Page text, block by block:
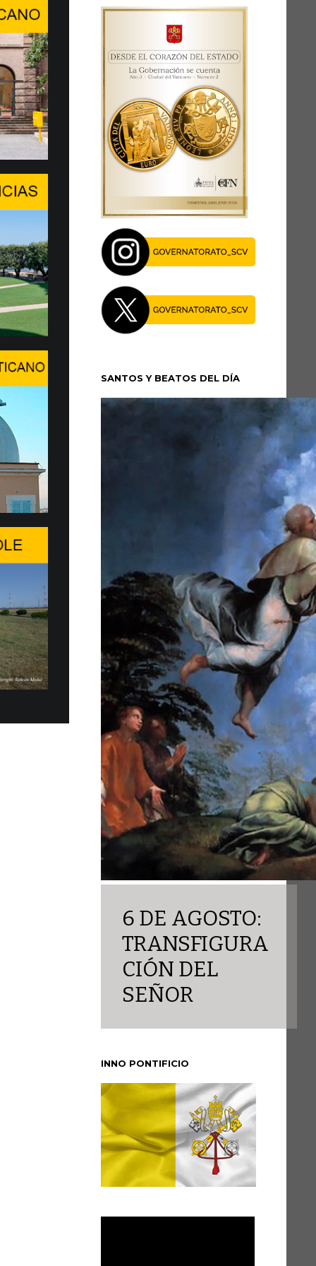
conversación de alto ni…
A LA PERSONA HUMANA EN
INTELIGENCIA ARTIFICIAL
Center Stage del Palexpo, el miércoles
de julio...
del Papa en el Foro de l…
UN MOMENTO DECISIVO
asegura la presencia de la Santa Sede y
diálogo, especialmente en este momento
de julio, el Papa León …
Apostólico de Castel Gandolfo para
en Ginebra el WSIS Forum
en Ginebra la edición 2026 del WSIS
cita multilateral de las Naciones Unidas
de la información, promovida...
de entrega de 20 Fiat Top…
MÁS SOSTENIBLE
eléctricos Fiat Topolino fueron
en la mañana del martes 30 de
del Estado...
SANTOS Y BEATOS DEL DÍA
6 DE AGOSTO:
TRANSFIGURA
CIÓN DEL
SEÑOR
INNO PONTIFICIO